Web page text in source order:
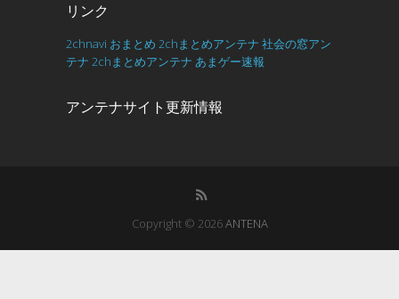
リンク
2chnavi おまとめ 2chまとめアンテナ 社会の窓アン
テナ 2chまとめアンテナ あまゲー速報
アンテナサイト更新情報
Copyright © 2026ANTENA